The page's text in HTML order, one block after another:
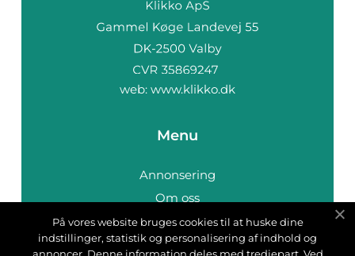
web: www.klikko.dk
Menu
Annonsering
Om oss
Cookies
Kontakta oss
På vores website bruges cookies til at huske dine
indstillinger, statistik og personalisering af indhold og